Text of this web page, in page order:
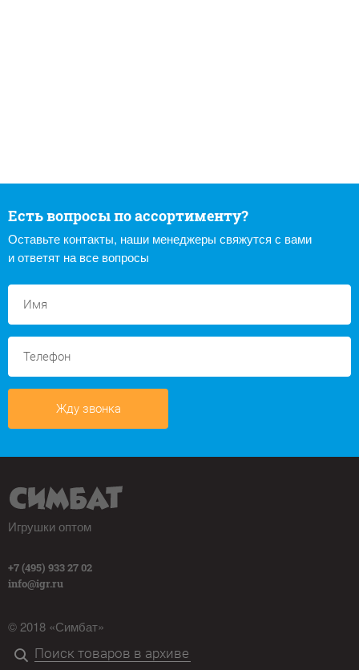
Есть вопросы по ассортименту?
Оставьте контакты, наши менеджеры свяжутся с вами
и ответят на все вопросы
Жду звонка
Игрушки оптом
+7 (495) 933 27 02
info@igr.ru
© 2018 «Симбат»